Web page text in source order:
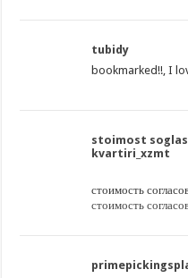
tubidy
bookmarked!!, I
stoimost
kvartiri_xzmt
стоимость
стоимость